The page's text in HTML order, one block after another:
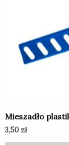
Mieszadło
3,50 zł